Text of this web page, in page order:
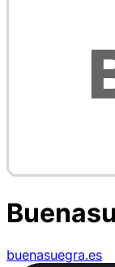
buenasuegra.es